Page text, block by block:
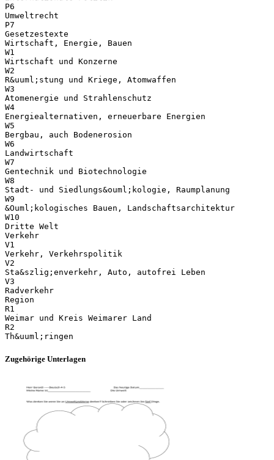
P6
Umweltrecht
P7
Gesetzestexte
Wirtschaft, Energie, Bauen
W1
Wirtschaft und Konzerne
W2
R&uuml;stung und Kriege, Atomwaffen
W3
Atomenergie und Strahlenschutz
W4
Energiealternativen, erneuerbare Energien
W5
Bergbau, auch Bodenerosion
W6
Landwirtschaft
W7
Gentechnik und Biotechnologie
W8
Stadt- und Siedlungs&ouml;kologie, Raumplanung
W9
&Ouml;kologisches Bauen, Landschaftsarchitektur
W10
Dritte Welt
Verkehr
V1
Verkehr, Verkehrspolitik
V2
Sta&szlig;enverkehr, Auto, autofrei Leben
V3
Radverkehr
Region
R1
Weimar und Kreis Weimarer Land
R2
Zugehörige Unterlagen